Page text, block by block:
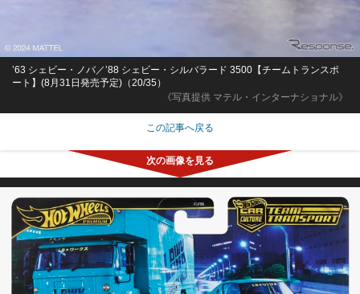
《写真提供 マテル・インターナショナル》
’63 シェビー・ノバ／’88 シェビー・シルバラード 3500【チームトランスポ
ート】(8月31日発売予定)（20/35）
この記事へ戻る